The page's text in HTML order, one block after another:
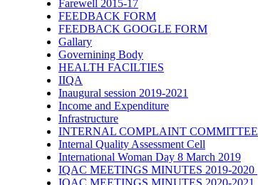
Farewell 2015-17
FEEDBACK FORM
FEEDBACK GOOGLE FORM
Gallary
Governining Body
HEALTH FACILTIES
IIQA
Inaugural session 2019-2021
Income and Expenditure
Infrastructure
INTERNAL COMPLAINT COMMITTEE
Internal Quality Assessment Cell
International Woman Day 8 March 2019
IQAC MEETINGS MINUTES 2019-2020
IQAC MEETINGS MINUTES 2020-2021